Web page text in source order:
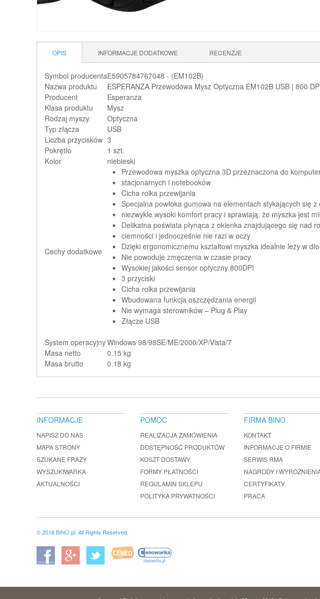
OPIS INFORMACJE DODATKOWE RECENZJE
Symbol producentaE5905784767048 - (EM102B)
Nazwa produktu
ESPERANZA Przewodowa Mysz Optyczna EM102B USB | 800
Producent
Esperanza
Klasa produktu
Mysz
Rodzaj myszy
Optyczna
Typ złącza
USB
Liczba przycisków 3
Pokrętło
1 szt.
Kolor
niebieski
Cechy dodatkowe
Przewodowa myszka optyczna 3D przeznaczona do
stacjonarnych i notebooków
Cicha rolka przewijania
Specjalna powłoka gumowa na elementach stykających się z
niezwykle wysoki komfort pracy i sprawiają, że myszka jest
Delikatna poświata płynąca z okienka znajdującego się nad
ciemności i jednocześnie nie razi w oczy
Dzięki ergonomicznemu kształtowi myszka idealnie leży w
Nie powoduje zmęczenia w czasie pracy
Wysokiej jakości sensor optyczny 800DPI
3 przyciski
Cicha rolka przewijania
Wbudowana funkcja oszczędzania energii
Nie wymaga sterowników – Plug & Play
Złącze USB
System operacyjnyWindows 98/98SE/ME/2000/XP/Vista/7
Masa netto
0.15 kg
Masa brutto
0.18 kg
INFORMACJE
NAPISZ DO NAS
MAPA STRONY
SZUKANE FRAZY
WYSZUKIWARKA
AKTUALNOŚCI
POMOC
REALIZACJA ZAMÓWIENIA
DOSTĘPNOŚĆ PRODUKTÓW
KOSZT DOSTAWY
FORMY PŁATNOŚCI
REGULAMIN SKLEPU
POLITYKA PRYWATNOŚCI
FIRMA BINO
KONTAKT
INFORMACJE O FIRMIE
SERWIS RMA
NAGRODY I
CERTYFIKATY
PRACA
© 2018 BINO.pl. All Rights Reserved.